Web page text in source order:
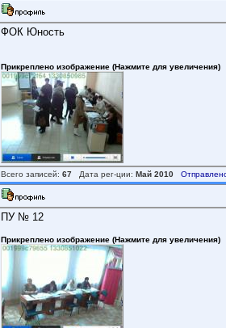
ФОК Юность
Прикреплено изображение (Нажмите для увеличения)
Всего записей: 67Дата рег-ции: Май 2010
ПУ № 12
Прикреплено изображение (Нажмите для увеличения)